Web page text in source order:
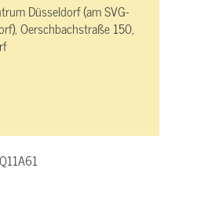
Düsseldorf (am SVG-
Oerschbachstraße 150,